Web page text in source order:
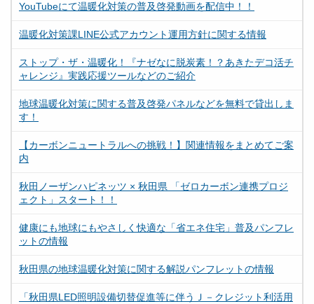
YouTubeにて温暖化対策の普及啓発動画を配信中！！
温暖化対策課LINE公式アカウント運用方針に関する情報
ストップ・ザ・温暖化！『ナゼなに脱炭素！？あきたデコ活チ
ャレンジ』実践応援ツールなどのご紹介
地球温暖化対策に関する普及啓発パネルなどを無料で貸出しま
す！
【カーボンニュートラルへの挑戦！】関連情報をまとめてご案
内
秋田ノーザンハピネッツ × 秋田県 「ゼロカーボン連携プロジ
ェクト」スタート！！
健康にも地球にもやさしく快適な「省エネ住宅」普及パンフレ
ットの情報
秋田県の地球温暖化対策に関する解説パンフレットの情報
「秋田県LED照明設備切替促進等に伴うＪ－クレジット利活用